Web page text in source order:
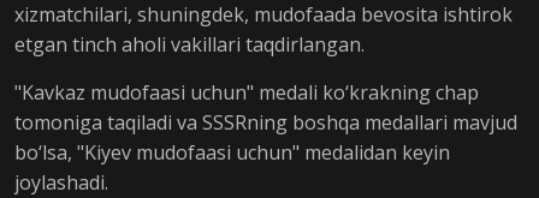
xizmatchilari, shuningdek, mudofaada bevosita ishtirok
etgan tinch aholi vakillari taqdirlangan.
"Kavkaz mudofaasi uchun" medali ko‘krakning chap
tomoniga taqiladi va SSSRning boshqa medallari mavjud
bo‘lsa, "Kiyev mudofaasi uchun" medalidan keyin
joylashadi.